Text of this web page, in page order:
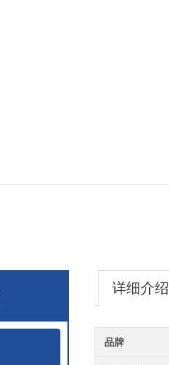
详细介绍
品牌